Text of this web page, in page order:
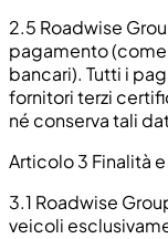
2.5 Roadwise
pagamento
bancari). Tutti i
fornitori terzi
né conserva tali
Articolo 3 Finalità
3.1 Roadwise
veicoli